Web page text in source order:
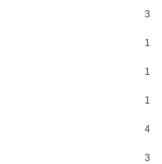
3
1
1
1
4
3